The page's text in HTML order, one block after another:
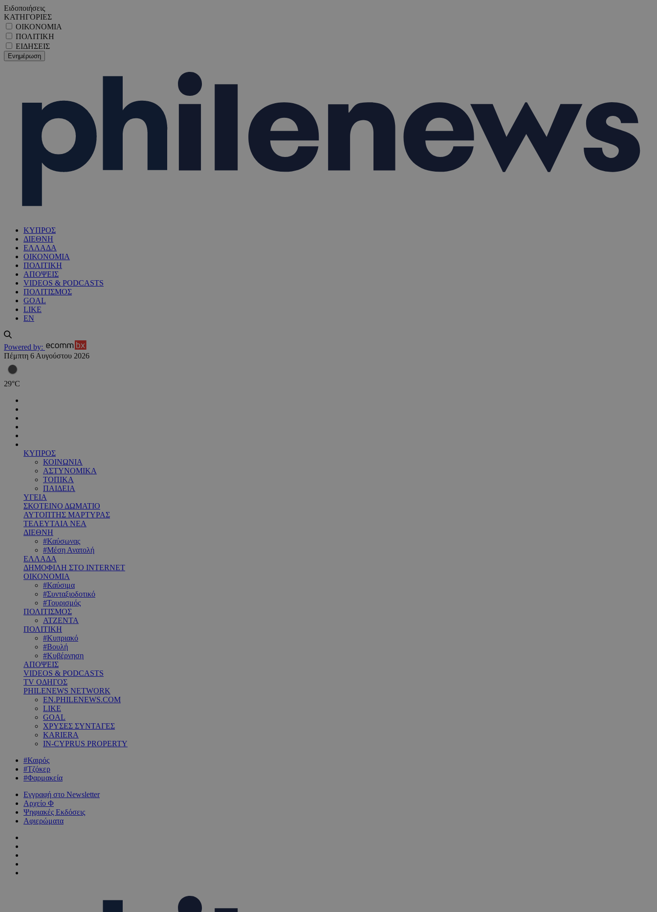
Ειδοποιήσεις
ΚΑΤΗΓΟΡΙΕΣ
ΟΙΚΟΝΟΜΙΑ
ΠΟΛΙΤΙΚΗ
ΕΙΔΗΣΕΙΣ
ΚΥΠΡΟΣ
ΔΙΕΘΝΗ
ΕΛΛΑΔΑ
ΟΙΚΟΝΟΜΙΑ
ΠΟΛΙΤΙΚΗ
ΑΠΟΨΕΙΣ
VIDEOS & PODCASTS
ΠΟΛΙΤΙΣΜΟΣ
GOAL
LIKE
EN
Powered by:
Πέμπτη 6 Αυγούστου 2026
29°C
ΚΥΠΡΟΣ
ΚΟΙΝΩΝΙΑ
ΑΣΤΥΝΟΜΙΚΑ
ΤΟΠΙΚΑ
ΠΑΙΔΕΙΑ
ΥΓΕΙΑ
ΣΚΟΤΕΙΝΟ ΔΩΜΑΤΙΟ
ΑΥΤΟΠΤΗΣ ΜΑΡΤΥΡΑΣ
ΤΕΛΕΥΤΑΙΑ ΝΕΑ
ΔΙΕΘΝΗ
#Καύσωνας
#Μέση Ανατολή
ΕΛΛΑΔΑ
ΔΗΜΟΦΙΛΗ ΣΤΟ INTERNET
ΟΙΚΟΝΟΜΙΑ
#Καύσιμα
#Συνταξιοδοτικό
#Τουρισμός
ΠΟΛΙΤΙΣΜΟΣ
ΑΤΖΕΝΤΑ
ΠΟΛΙΤΙΚΗ
#Κυπριακό
#Βουλή
#Κυβέρνηση
ΑΠΟΨΕΙΣ
VIDEOS & PODCASTS
TV ΟΔΗΓΟΣ
PHILENEWS NETWORK
EN.PHILENEWS.COM
LIKE
GOAL
ΧΡΥΣΕΣ ΣΥΝΤΑΓΕΣ
KARIERA
IN-CYPRUS PROPERTY
#Καιρός
#Τζόκερ
#Φαρμακεία
Εγγραφή στο Newsletter
Αρχείο Φ
Ψηφιακές Εκδόσεις
Αφιερώματα